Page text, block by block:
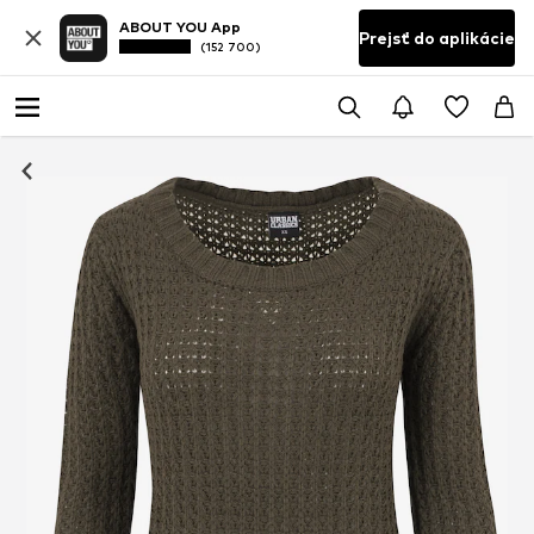
ABOUT YOU App
(152 700) Prejsť do aplikácie